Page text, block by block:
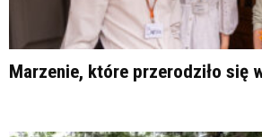
Marzenie, które przerodziło się